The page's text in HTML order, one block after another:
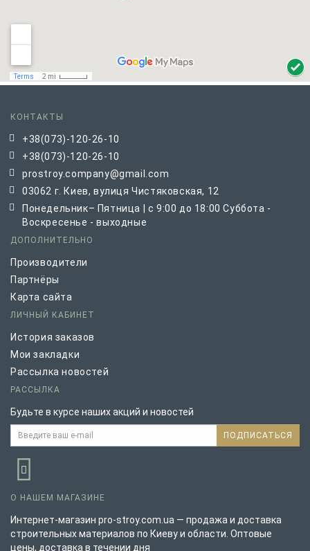
КОНТАКТЫ
+38(073)-120-26-10
+38(073)-120-26-10
prostroy.company@gmail.com
03062 г. Киев, вулиця Чистяковская, 12
Понедельник– Пятница | с 9:00 до 18:00 Суббота -
Воскресенье - выходные
ДОПОЛНИТЕЛЬНО
Производители
Партнёры
Карта сайта
ЛИЧНЫЙ КАБИНЕТ
История заказов
Мои закладки
Рассылка новостей
РАССЫЛКА
Будьте в курсе наших акций и новостей
ПОДПИСАТЬСЯ
О НАШЕМ МАГАЗИНЕ
Интернет-магазин pro-stroy.com.ua — продажа и доставка
строительных материалов по Киеву и области. Оптовые
цены, доставка в течении дня